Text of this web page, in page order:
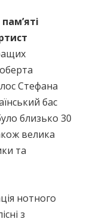
Стефана
бас
близько 30
велика
та
нотного
з